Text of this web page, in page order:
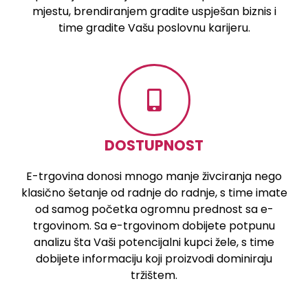
mjestu, brendiranjem gradite uspješan biznis i
time gradite Vašu poslovnu karijeru.
DOSTUPNOST
E-trgovina donosi mnogo manje živciranja nego
klasično šetanje od radnje do radnje, s time imate
od samog početka ogromnu prednost sa e-
trgovinom. Sa e-trgovinom dobijete potpunu
analizu šta Vaši potencijalni kupci žele, s time
dobijete informaciju koji proizvodi dominiraju
tržištem.